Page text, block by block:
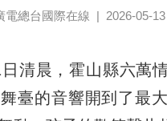
電總台國際在線 | 2026-05-
晨，霍山縣六萬情
臺的音響開到了最